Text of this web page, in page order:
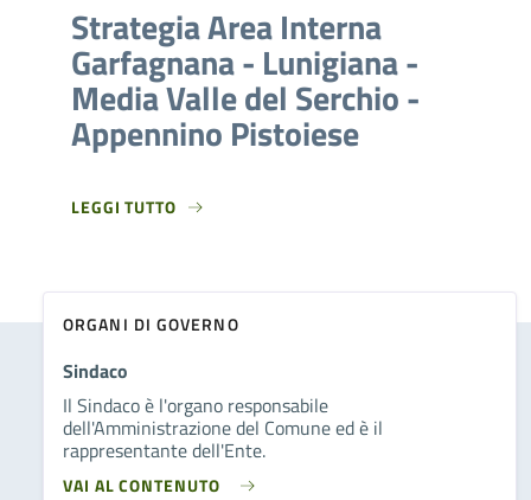
Strategia Area Interna
Garfagnana - Lunigiana -
Media Valle del Serchio -
Appennino Pistoiese
LEGGI TUTTO
ORGANI DI GOVERNO
Sindaco
Il Sindaco è l'organo responsabile
dell'Amministrazione del Comune ed è il
rappresentante dell'Ente.
VAI AL CONTENUTO